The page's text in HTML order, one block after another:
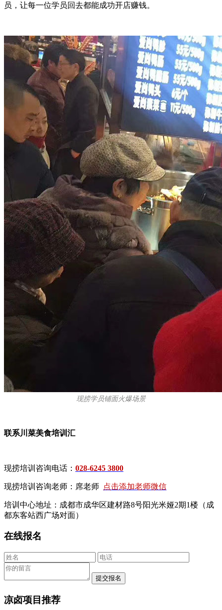
员，让每一位学员回去都能成功开店赚钱。
现捞学员铺面火爆场景
联系川菜美食培训汇
现捞培训咨询电话： 028-6245 3800
现捞培训咨询老师：席老师 点击添加老师微信
培训中心地址：成都市成华区建材路8号阳光米娅2期1楼（成
都东客站西广场对面）
在线报名
凉卤项目推荐